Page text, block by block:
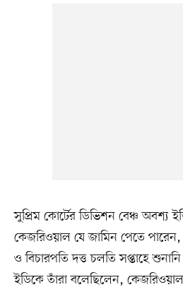
সুপ্রিম কোর্টের ডিভিশন বেঞ্চ অবশ্য
কেজরিওয়াল যে জামিন পেতে পারেন,
ও বিচারপতি দত্ত চলতি সপ্তাহে
ইডিকে তাঁরা বলেছিলেন, কেজরিওয়াল